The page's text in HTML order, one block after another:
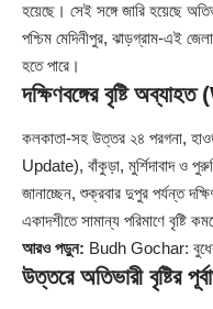
হয়েছে। সেই সঙ্গে জারি হয়েছে
পশ্চিম মেদিনীপুর, ঝাড়গ্রাম-এই
হতে পারে।
দক্ষিণবঙ্গের বৃষ্টি
কলকাতা-সহ উত্তর ২৪ পরগনা,
Update), বাঁকুড়া, মুর্শিদাবাদ ও
জানাচ্ছেন, শুক্রবার দুপুর পর্যন্ত
একাদশীতে সামান্য পরিমাণে বৃষ্টি
আরও পড়ুন: Budh Gochar: বুধের
উত্তরে অতিভারী বৃষ্টির